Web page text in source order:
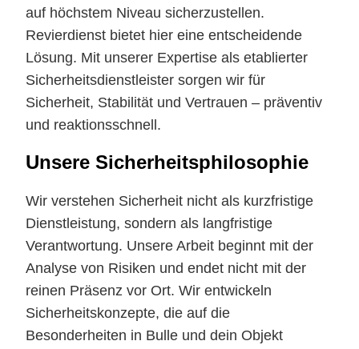
auf höchstem Niveau sicherzustellen.
Revierdienst bietet hier eine entscheidende
Lösung. Mit unserer Expertise als etablierter
Sicherheitsdienstleister sorgen wir für
Sicherheit, Stabilität und Vertrauen – präventiv
und reaktionsschnell.
Unsere Sicherheitsphilosophie
Wir verstehen Sicherheit nicht als kurzfristige
Dienstleistung, sondern als langfristige
Verantwortung. Unsere Arbeit beginnt mit der
Analyse von Risiken und endet nicht mit der
reinen Präsenz vor Ort. Wir entwickeln
Sicherheitskonzepte, die auf die
Besonderheiten in Bulle und dein Objekt